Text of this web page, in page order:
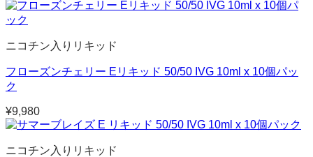
ニコチン入りリキッド
フローズンチェリー Eリキッド 50/50 IVG 10ml x 10個パッ
ク
¥9,980
ニコチン入りリキッド